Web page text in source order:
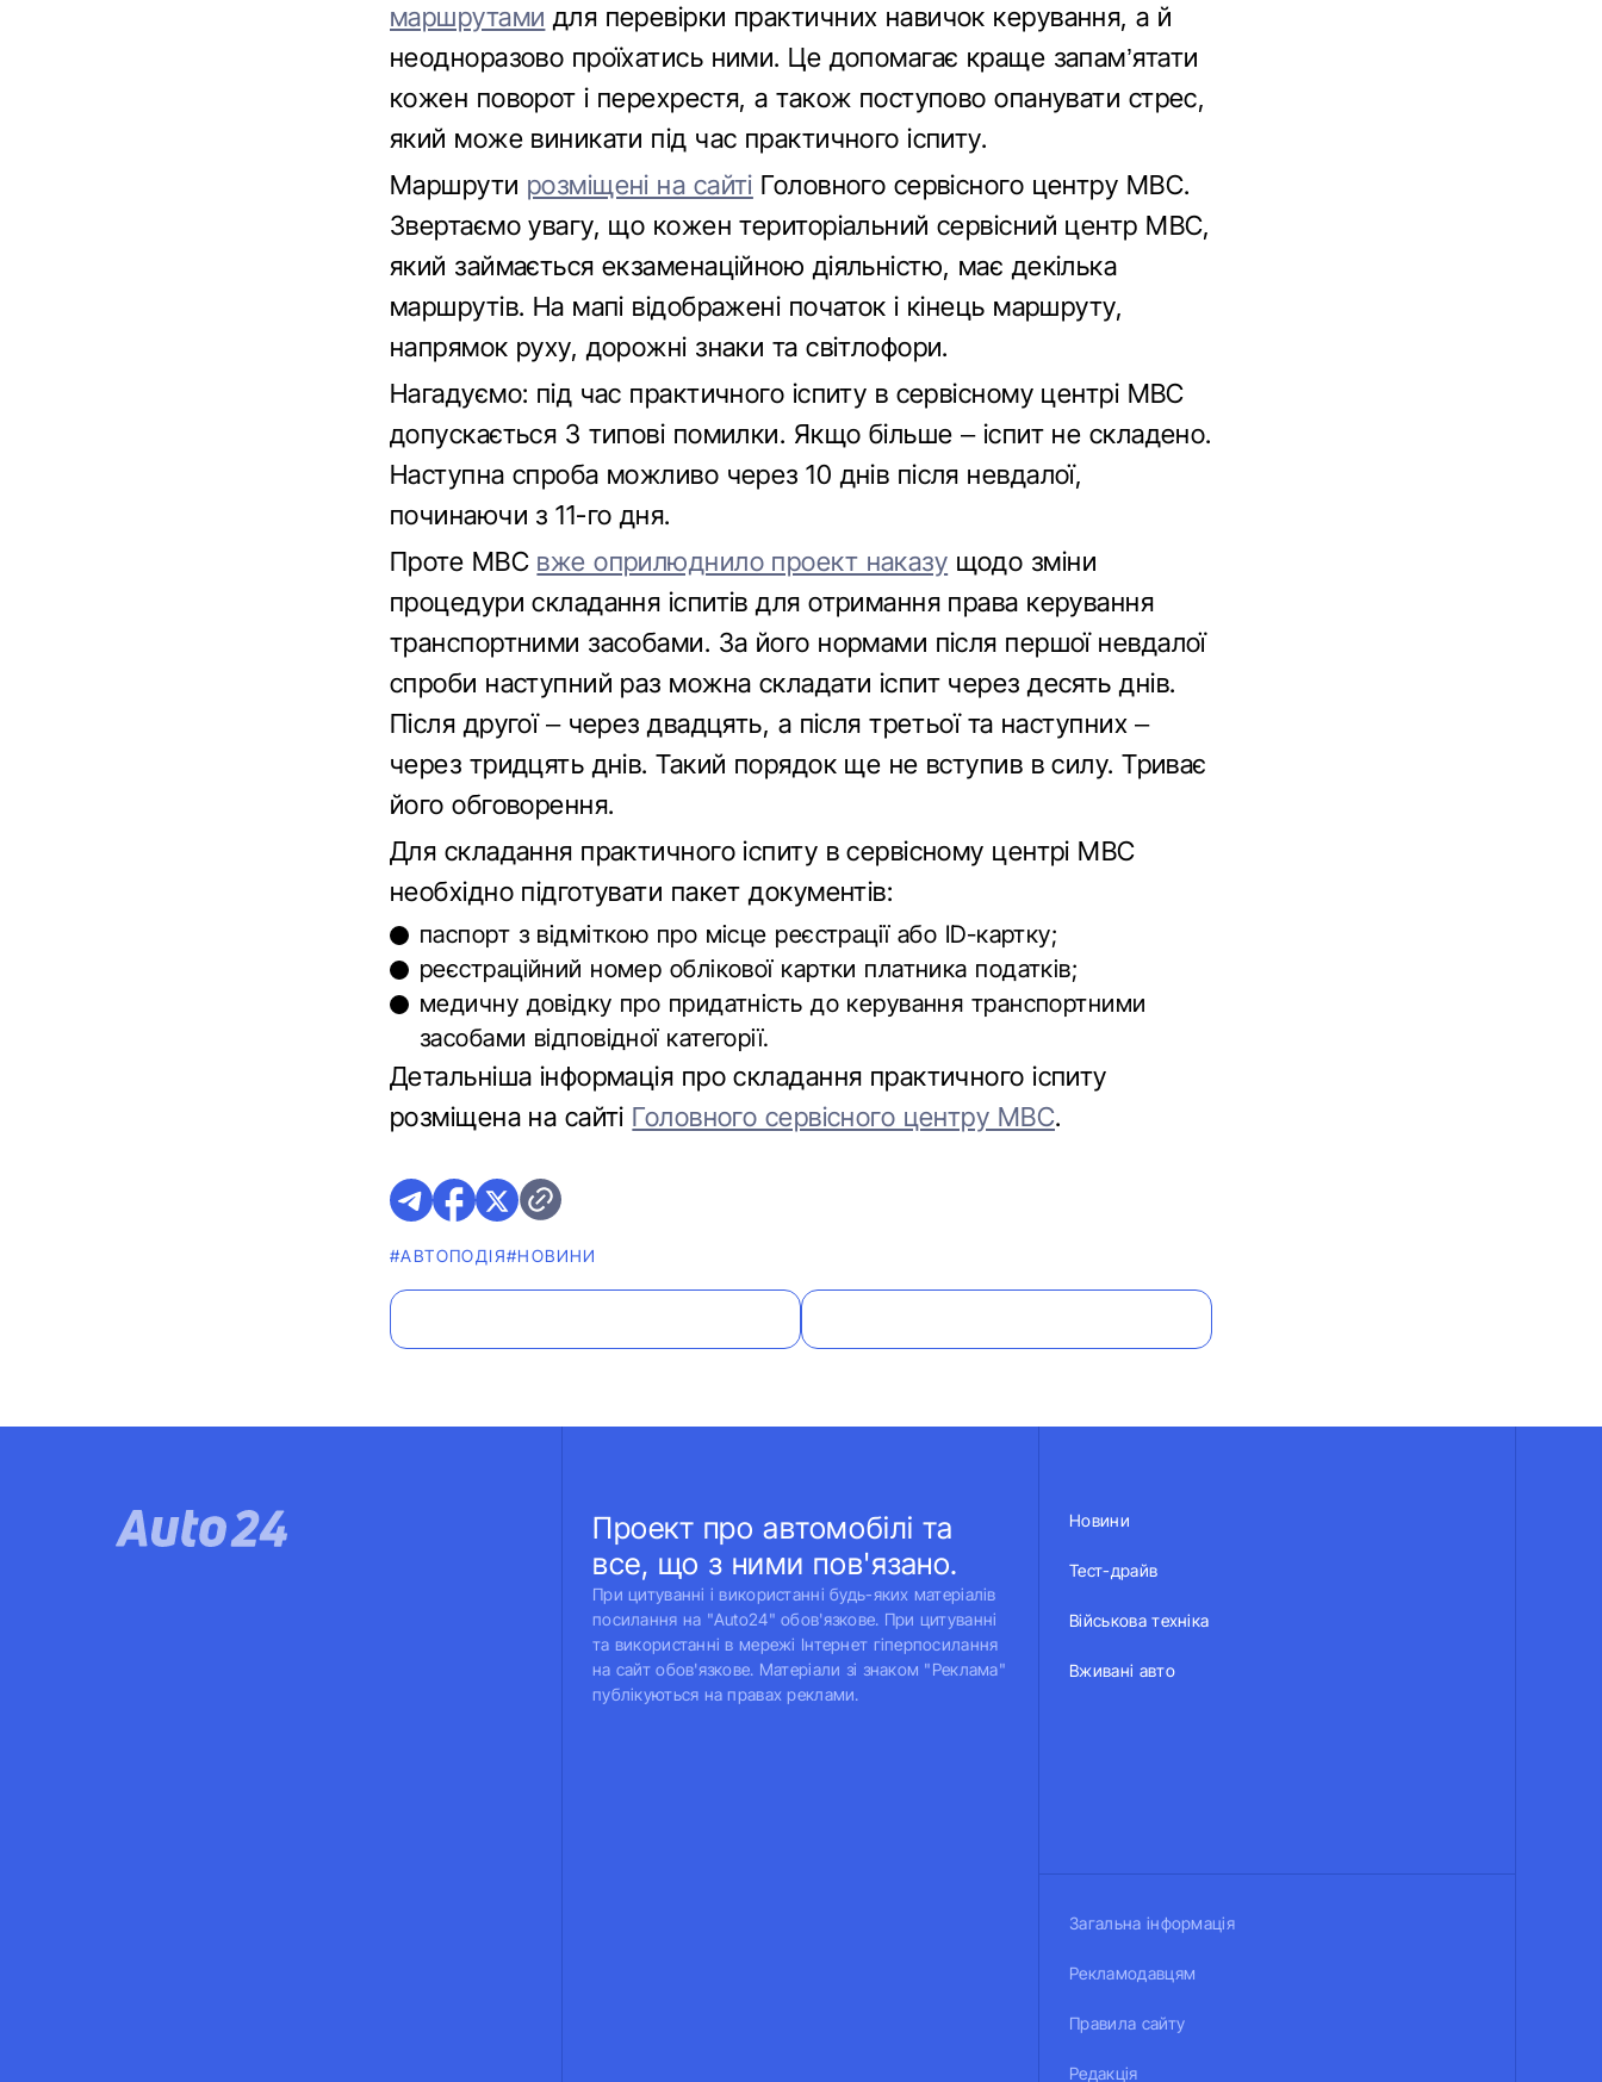
маршрутами для перевірки практичних навичок керування, а й
неодноразово проїхатись ними. Це допомагає краще запам’ятати
кожен поворот і перехрестя, а також поступово опанувати стрес,
який може виникати під час практичного іспиту.
Маршрути розміщені на сайті Головного сервісного центру МВС.
Звертаємо увагу, що кожен територіальний сервісний центр МВС,
який займається екзаменаційною діяльністю, має декілька
маршрутів. На мапі відображені початок і кінець маршруту,
напрямок руху, дорожні знаки та світлофори.
Нагадуємо: під час практичного іспиту в сервісному центрі МВС
допускається 3 типові помилки. Якщо більше – іспит не складено.
Наступна спроба можливо через 10 днів після невдалої,
починаючи з 11-го дня.
Проте МВС вже оприлюднило проект наказу щодо зміни
процедури складання іспитів для отримання права керування
транспортними засобами. За його нормами після першої невдалої
спроби наступний раз можна складати іспит через десять днів.
Після другої – через двадцять, а після третьої та наступних –
через тридцять днів. Такий порядок ще не вступив в силу. Триває
його обговорення.
Для складання практичного іспиту в сервісному центрі МВС
необхідно підготувати пакет документів:
паспорт з відміткою про місце реєстрації або ID-картку;
реєстраційний номер облікової картки платника податків;
медичну довідку про придатність до керування транспортними
засобами відповідної категорії.
Детальніша інформація про складання практичного іспиту
розміщена на сайті Головного сервісного центру МВС.
#АВТОПОДІЯ#НОВИНИ
Проект про автомобілі та
все, що з ними пов'язано.
При цитуванні і використанні будь-яких матеріалів
посилання на "Auto24" обов'язкове. При цитуванні
та використанні в мережі Інтернет гіперпосилання
на сайт обов'язкове. Матеріали зі знаком "Реклама"
публікуються на правах реклами.
Новини
Тест-драйв
Військова техніка
Вживані авто
Загальна інформація
Рекламодавцям
Правила сайту
Редакція